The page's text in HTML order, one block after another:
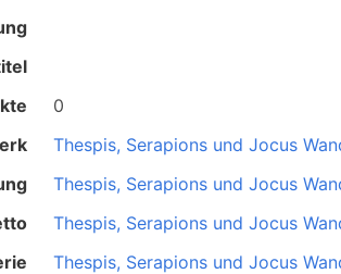
0
Thespis, Serapions und Jocus
Thespis, Serapions und Jocus
Thespis, Serapions und Jocus
Thespis, Serapions und Jocus